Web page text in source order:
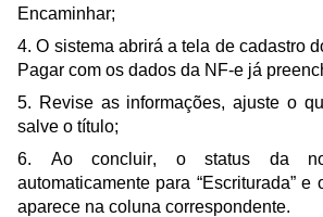
Encaminhar;
4. O sistema abrirá a tela de cadastro
Pagar com os dados da NF-e já
5. Revise as informações, ajuste o
salve o título;
6. Ao concluir, o status da
automaticamente para “Escriturada”
aparece na coluna correspondente.